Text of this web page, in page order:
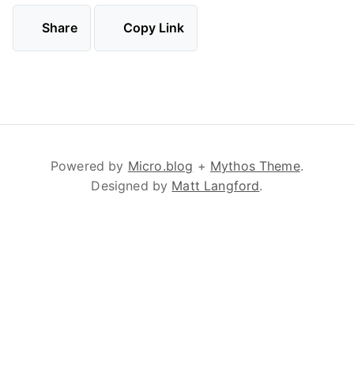
Share Copy Link
Powered by Micro.blog + Mythos Theme.
Designed by Matt Langford.